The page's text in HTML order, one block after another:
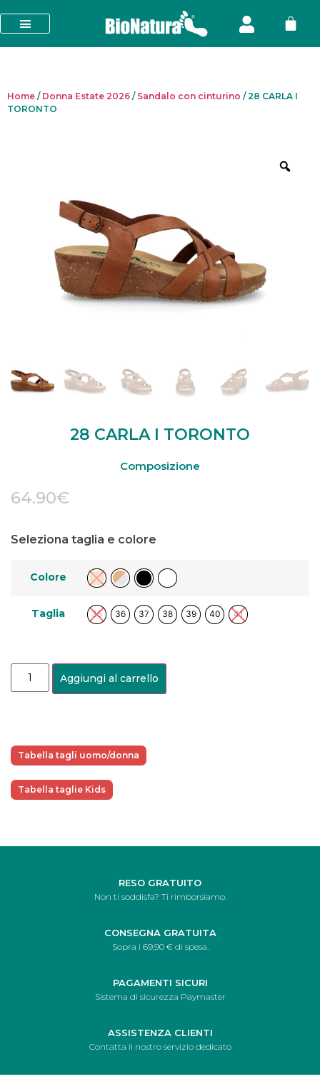
Home / Donna Estate 2026 / Sandalo con cinturino / 28 CARLA I
TORONTO
28 CARLA I TORONTO
Composizione
64.90€
Seleziona taglia e colore
Colore
Taglia 35 36 37 38 39 40 41
Aggiungi al carrello
Tabella tagli uomo/donna
Tabella taglie Kids
RESO GRATUITO
Non ti soddisfa? Ti rimborsiamo.
CONSEGNA GRATUITA
Sopra i 69,90 € di spesa.
PAGAMENTI SICURI
Sistema di sicurezza Paymaster
ASSISTENZA CLIENTI
Contatta il nostro servizio dedicato